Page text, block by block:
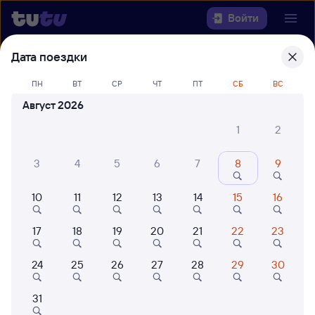
Войти
Выберите день, чтобы найти
билеты Тюмень — Верхний
Баскунчак
Куда
Когда
Кто едет
Найти поезда
Дата поездки
ПН ВТ СР ЧТ ПТ СБ ВС
Август 2026
1
2
3 4 5 6 7 8 9
10 11 12 13 14 15 16
17 18 19 20 21 22 23
24 25 26 27 28 29 30
31